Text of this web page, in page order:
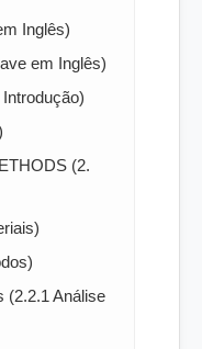
Inglês)
em Inglês)
(2.
(2.2.1 Análise